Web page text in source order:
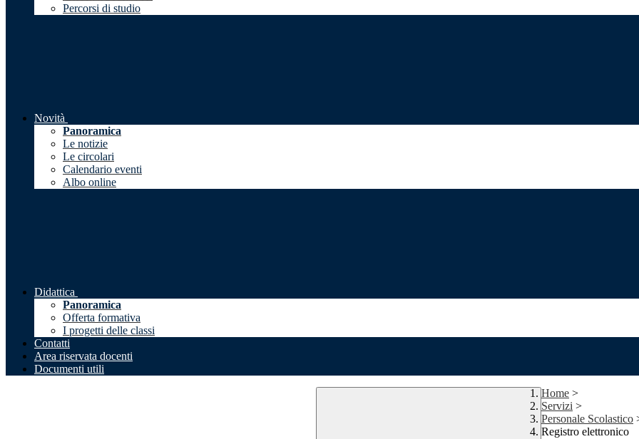
Percorsi di studio
Novità
Panoramica
Le notizie
Le circolari
Calendario eventi
Albo online
Didattica
Panoramica
Offerta formativa
I progetti delle classi
Contatti
Area riservata docenti
Documenti utili
Home >
Servizi >
Personale Scolastico
Registro elettronico